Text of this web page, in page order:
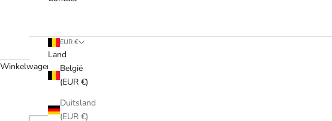
EUR €
Land
België
(EUR €)
Duitsland
(EUR €)
Winkelwagen